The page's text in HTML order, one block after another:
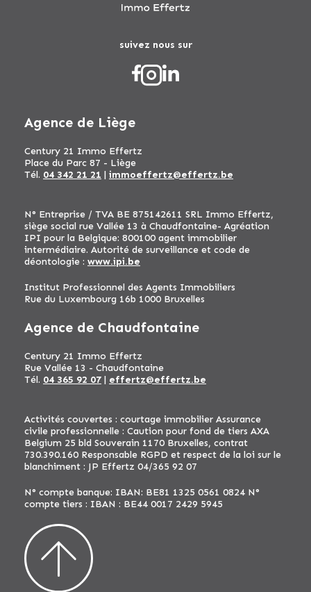
suivez nous sur
Agence de Liège
Century 21 Immo Effertz
Place du Parc 87 - Liège
Tél. 04 342 21 21 | immoeffertz@effertz.be
N° Entreprise / TVA BE 875142611 SRL Immo Effertz,
siège social rue Vallée 13 à Chaudfontaine- Agréation
IPI pour la Belgique: 800100 agent immobilier
intermédiaire. Autorité de surveillance et code de
déontologie : www.ipi.be
Institut Professionnel des Agents Immobiliers
Rue du Luxembourg 16b 1000 Bruxelles
Agence de Chaudfontaine
Century 21 Immo Effertz
Rue Vallée 13 - Chaudfontaine
Tél. 04 365 92 07 | effertz@effertz.be
Activités couvertes : courtage immobilier Assurance
civile professionnelle : Caution pour fond de tiers AXA
Belgium 25 bld Souverain 1170 Bruxelles, contrat
730.390.160 Responsable RGPD et respect de la loi sur le
blanchiment : JP Effertz 04/365 92 07
N° compte banque: IBAN: BE81 1325 0561 0824 N°
compte tiers : IBAN : BE44 0017 2429 5945